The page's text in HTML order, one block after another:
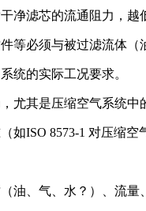
净滤芯的流通阻力，越
等必须与被过滤流体（
统的实际工况要求。
尤其是压缩空气系统中
如ISO 8573-1 对压缩
油、气、水？）、流量